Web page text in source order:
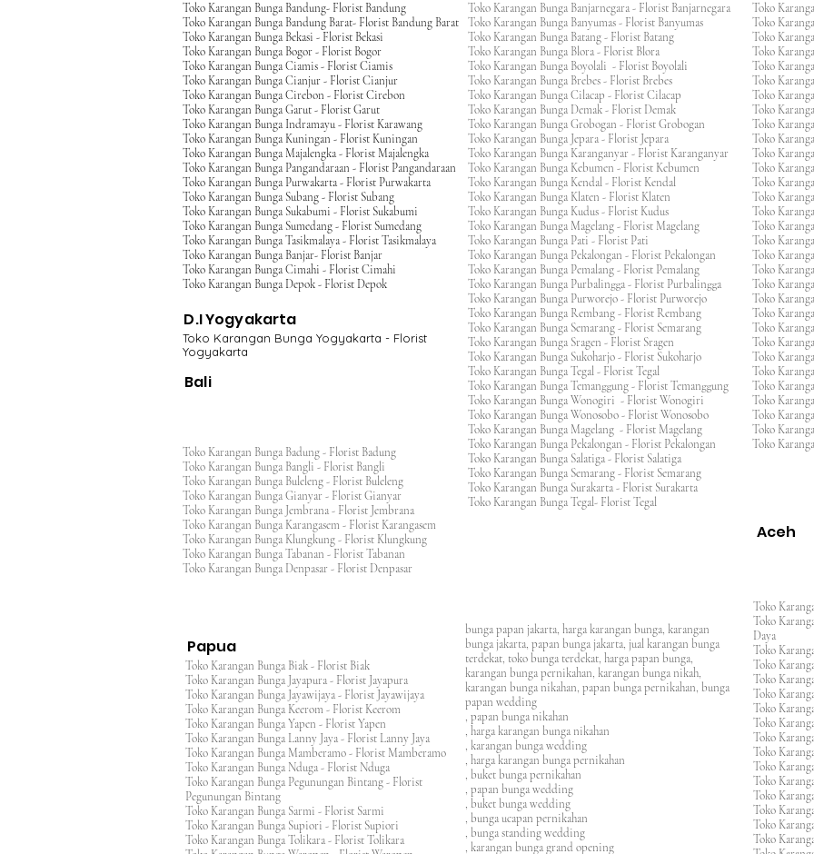
Toko Karangan Bunga Bandung- Florist Bandung
Toko Karangan Bunga Bandung Barat- Florist Bandung Barat
Toko Karangan Bunga Bekasi - Florist Bekasi
Toko Karangan Bunga Bogor - Florist Bogor
Toko Karangan Bunga Ciamis - Florist Ciamis
Toko Karangan Bunga Cianjur - Florist Cianjur
Toko Karangan Bunga Cirebon - Florist Cirebon
Toko Karangan Bunga Garut - Florist Garut
Toko Karangan Bunga Indramayu - Florist Karawang
Toko Karangan Bunga Kuningan - Florist Kuningan
Toko Karangan Bunga Majalengka - Florist Majalengka
Toko Karangan Bunga Pangandaraan - Florist Pangandaraan
Toko Karangan Bunga Purwakarta - Florist Purwakarta
Toko Karangan Bunga Subang - Florist Subang
Toko Karangan Bunga Sukabumi - Florist Sukabumi
Toko Karangan Bunga Sumedang - Florist Sumedang
Toko Karangan Bunga Tasikmalaya - Florist Tasikmalaya
Toko Karangan Bunga Banjar- Florist Banjar
Toko Karangan Bunga Cimahi - Florist Cimahi
Toko Karangan Bunga Depok - Florist Depok
D.I Yogyakarta
Toko Karangan Bunga Yogyakarta - Florist
Yogyakarta
Bali
Toko Karangan Bunga Badung - Florist Badung
Toko Karangan Bunga Bangli - Florist Bangli
Toko Karangan Bunga Buleleng - Florist Buleleng
Toko Karangan Bunga Gianyar - Florist Gianyar
Toko Karangan Bunga Jembrana - Florist Jembrana
Toko Karangan Bunga Karangasem - Florist Karangasem
Toko Karangan Bunga Klungkung - Florist Klungkung
Toko Karangan Bunga Tabanan - Florist Tabanan
Toko Karangan Bunga Denpasar - Florist Denpasar
Toko Karangan Bunga Banjarnegara - Florist Banjarnegara
Toko Karangan Bunga Banyumas - Florist Banyumas
Toko Karangan Bunga Batang - Florist Batang
Toko Karangan Bunga Blora - Florist Blora
Toko Karangan Bunga Boyolali - Florist Boyolali
Toko Karangan Bunga Brebes - Florist Brebes
Toko Karangan Bunga Cilacap - Florist Cilacap
Toko Karangan Bunga Demak - Florist Demak
Toko Karangan Bunga Grobogan - Florist Grobogan
Toko Karangan Bunga Jepara - Florist Jepara
Toko Karangan Bunga Karanganyar - Florist Karanganyar
Toko Karangan Bunga Kebumen - Florist Kebumen
Toko Karangan Bunga Kendal - Florist Kendal
Toko Karangan Bunga Klaten - Florist Klaten
Toko Karangan Bunga Kudus - Florist Kudus
Toko Karangan Bunga Magelang - Florist Magelang
Toko Karangan Bunga Pati - Florist Pati
Toko Karangan Bunga Pekalongan - Florist Pekalongan
Toko Karangan Bunga Pemalang - Florist Pemalang
Toko Karangan Bunga Purbalingga - Florist Purbalingga
Toko Karangan Bunga Purworejo - Florist Purworejo
Toko Karangan Bunga Rembang - Florist Rembang
Toko Karangan Bunga Semarang - Florist Semarang
Toko Karangan Bunga Sragen - Florist Sragen
Toko Karangan Bunga Sukoharjo - Florist Sukoharjo
Toko Karangan Bunga Tegal - Florist Tegal
Toko Karangan Bunga Temanggung - Florist Temanggung
Toko Karangan Bunga Wonogiri - Florist Wonogiri
Toko Karangan Bunga Wonosobo - Florist Wonosobo
Toko Karangan Bunga Magelang - Florist Magelang
Toko Karangan Bunga Pekalongan - Florist Pekalongan
Toko Karangan Bunga Salatiga - Florist Salatiga
Toko Karangan Bunga Semarang - Florist Semarang
Toko Karangan Bunga Surakarta - Florist Surakarta
Toko Karangan Bunga Tegal- Florist Tegal
Toko
Toko
Toko
Toko
Toko
Toko
Toko
Toko
Toko
Toko
Toko
Toko
Toko
Toko
Toko
Toko
Toko
Toko
Toko
Toko
Toko
Toko
Toko
Toko
Toko
Toko
Toko
Toko
Toko
Toko
Toko
Aceh
Papua
Toko Karangan Bunga Biak - Florist Biak
Toko Karangan Bunga Jayapura - Florist Jayapura
Toko Karangan Bunga Jayawijaya - Florist Jayawijaya
Toko Karangan Bunga Keerom - Florist Keerom
Toko Karangan Bunga Yapen - Florist Yapen
Toko Karangan Bunga Lanny Jaya - Florist Lanny Jaya
Toko Karangan Bunga Mamberamo - Florist Mamberamo
Toko Karangan Bunga Nduga - Florist Nduga
Toko Karangan Bunga Pegunungan Bintang - Florist
Pegunungan Bintang
Toko Karangan Bunga Sarmi - Florist Sarmi
Toko Karangan Bunga Supiori - Florist Supiori
Toko Karangan Bunga Tolikara - Florist Tolikara
bunga papan jakarta, harga karangan bunga, karangan
bunga jakarta, papan bunga jakarta, jual karangan bunga
terdekat, toko bunga terdekat, harga papan bunga,
karangan bunga pernikahan, karangan bunga nikah,
karangan bunga nikahan, papan bunga pernikahan, bunga
papan wedding
, papan bunga nikahan
, harga karangan bunga nikahan
, karangan bunga wedding
, harga karangan bunga pernikahan
, buket bunga pernikahan
, papan bunga wedding
, buket bunga wedding
, bunga ucapan pernikahan
, bunga standing wedding
, karangan bunga grand opening
Toko
Toko
Daya
Toko
Toko
Toko
Toko
Toko
Toko
Toko
Toko
Toko
Toko
Toko
Toko
Toko
Toko